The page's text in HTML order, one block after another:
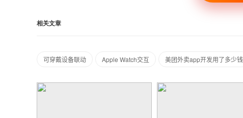
相关文章
可穿戴设备联动 Apple Watch交互 美团外卖app开发用了多少钱